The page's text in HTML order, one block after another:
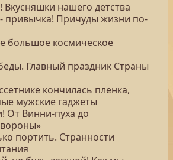
Вкусняшки нашего детства
привычка! Причуды жизни по-
большое космическое
Главный праздник Страны
кончилась пленка,
мужские гаджеты
От Винни-пуха до
портить. Странности